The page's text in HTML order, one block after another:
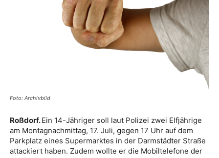
Foto: Archivbild
Roßdorf.Ein 14-Jähriger soll laut Polizei zwei Elfjährige
am Montagnachmittag, 17. Juli, gegen 17 Uhr auf dem
Parkplatz eines Supermarktes in der Darmstädter Straße
attackiert haben. Zudem wollte er die Mobiltelefone der